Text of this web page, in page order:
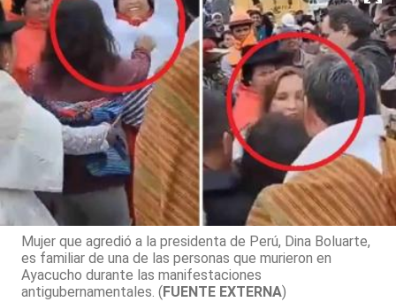
Mujer que agredió a la presidenta de Perú, Dina Boluarte,
es familiar de una de las personas que murieron en
Ayacucho durante las manifestaciones
antigubernamentales. (FUENTE EXTERNA)